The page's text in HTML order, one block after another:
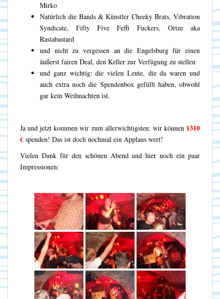
Mirko
Natürlich die Bands & Künstler Cheeky Brats, Vibration
Syndicate, Fifty Five Feffi Fuckers, Ortze aka
Rastabastard
und nicht zu vergessen an die Engelsburg für einen
äußerst fairen Deal, den Keller zur Verfügung zu stellen
und ganz wichtig: die vielen Leute, die da waren und
auch extra noch die Spendenbox gefüllt haben, obwohl
gar kein Weihnachten ist.
Ja und jetzt kommen wir zum allerwichtigsten: wir können 1310
€ spenden! Das ist doch nochmal ein Applaus wert!
Vielen Dank für den schönen Abend und hier noch ein paar
Impressionen: